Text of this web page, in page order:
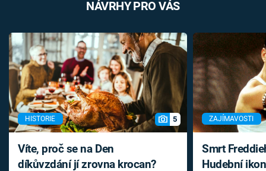
NÁVRHY PRO VÁS
HISTORIE 5
Víte, proč se na Den
díkůvzdání jí zrovna krocan?
ZAJÍMAVOSTI
Smrt
Hudební